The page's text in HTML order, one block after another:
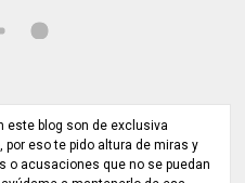
este blog son de exclusiva
eso te pido altura de miras y
o acusaciones que no se puedan